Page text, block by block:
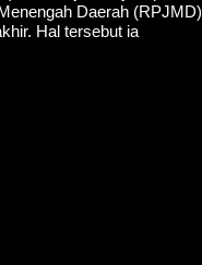
Daerah (RPJMD)
Hal tersebut ia